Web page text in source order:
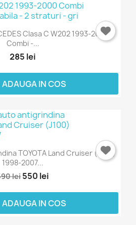
Clasa C W202 1993-2000
Combi -...
285 lei
ADAUGA IN COS
TOYOTA Land Cruiser (J100)
1998-2007...
lei 550 lei
ADAUGA IN COS